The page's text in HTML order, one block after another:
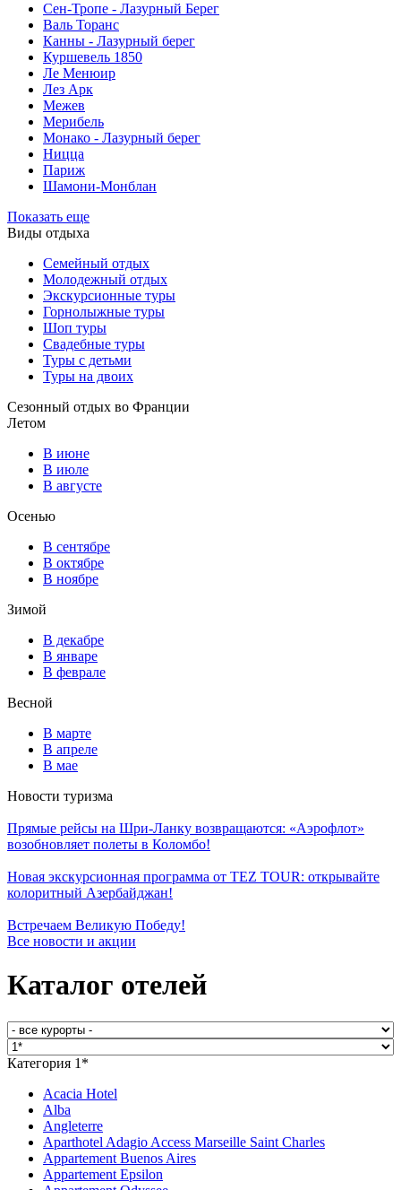
Cен-Тропе - Лазурный Берег
Валь Торанс
Канны - Лазурный берег
Куршевель 1850
Ле Менюир
Лез Арк
Межев
Мерибель
Монако - Лазурный берег
Ницца
Париж
Шамони-Монблан
Показать еще
Виды отдыха
Семейный отдых
Молодежный отдых
Экскурсионные туры
Горнолыжные туры
Шоп туры
Свадебные туры
Туры с детьми
Туры на двоих
Сезонный отдых во Франции
Летом
В июне
В июле
В августе
Осенью
В сентябре
В октябре
В ноябре
Зимой
В декабре
В январе
В феврале
Весной
В марте
В апреле
В мае
Новости туризма
Прямые рейсы на Шри-Ланку возвращаются: «Аэрофлот»
возобновляет полеты в Коломбо!
Новая экскурсионная программа от TEZ TOUR: открывайте
колоритный Азербайджан!
Встречаем Великую Победу!
Все новости и акции
Каталог отелей
Категория 1*
Acacia Hotel
Alba
Angleterre
Aparthotel Adagio Access Marseille Saint Charles
Appartement Buenos Aires
Appartement Epsilon